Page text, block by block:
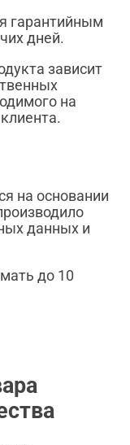
гарантийным
дней.
зависит
на
на основании
данных и
до 10